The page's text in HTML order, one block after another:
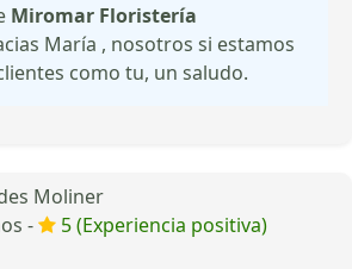
Miromar Floristería
María , nosotros si estamos
como tu, un saludo.
Moliner
-
5 (Experiencia positiva)